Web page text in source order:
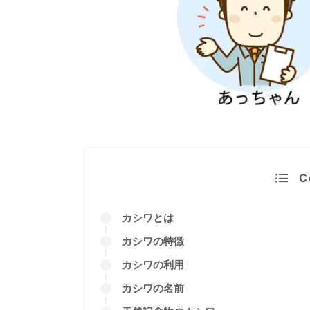
この記事の監修